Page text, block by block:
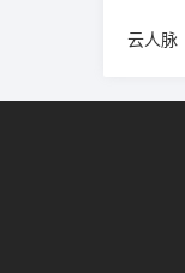
云人脉